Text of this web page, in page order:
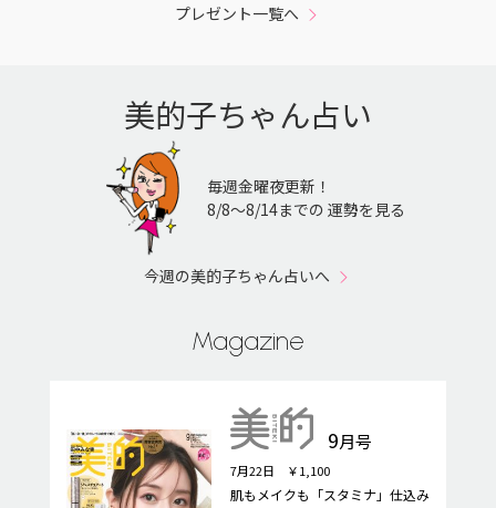
プレゼント一覧へ
美的子ちゃん占い
毎週金曜夜更新！
8/8〜8/14までの 運勢を見る
今週の美的子ちゃん占いへ
Magazine
9月号
7月22日 ￥1,100
肌もメイクも「スタミナ」仕込み